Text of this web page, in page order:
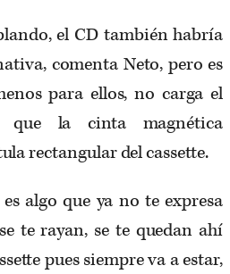
el CD también habría
comenta Neto, pero es
para ellos, no carga el
que la cinta magnética
rectangular del cassette.
algo que ya no te expresa
te rayan, se te quedan ahí
pues siempre va a estar,